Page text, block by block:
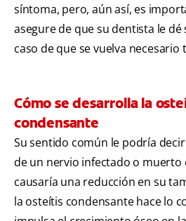
síntoma, pero, aún así, es
asegure de que su dentista le
caso de que se vuelva
Cómo se desarrolla la
condensante
Su sentido común le podría
de un nervio infectado o muerto
causaría una reducción en su
la osteítis condensante hace lo